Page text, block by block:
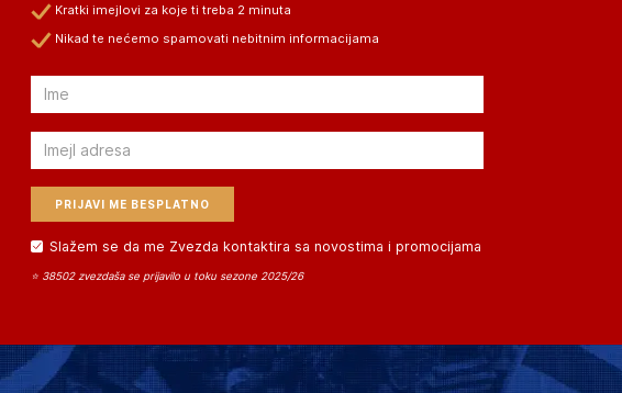
Kratki imejlovi za koje ti treba 2 minuta
Nikad te nećemo spamovati nebitnim informacijama
Email
Email
Slažem se da me Zvezda kontaktira sa novostima i promocijama
⭐ 38502 zvezdaša se prijavilo u toku sezone 2025/26